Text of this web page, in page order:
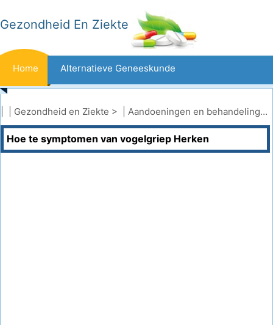
Gezondheid En Ziekte
Home Alternatieve Geneeskunde
Beten En Steken Kanker
Aandoeningen En Behandelingen Mond- En Tandzorg
Gezondheid en Ziekte > | Aandoeningen en behandelingen
Hoe te symptomen van vogelgriep Herken